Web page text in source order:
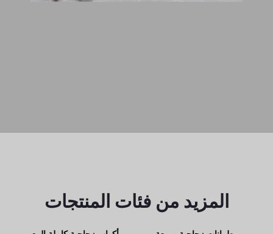
المزيد من فئات المنتجات